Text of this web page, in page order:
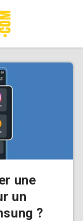
une
un
?